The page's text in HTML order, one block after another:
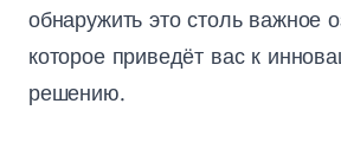
обнаружить это столь важное
которое приведёт вас к
решению.